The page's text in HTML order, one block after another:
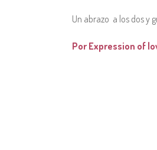
Un abrazo a los dos y
Por Expression of